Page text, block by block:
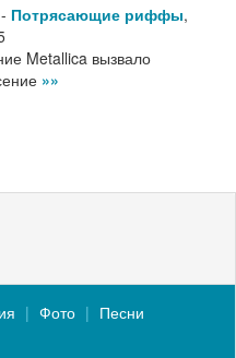
- Потрясающие риффы,
Metallica вызвало
»»
Фото
Песни